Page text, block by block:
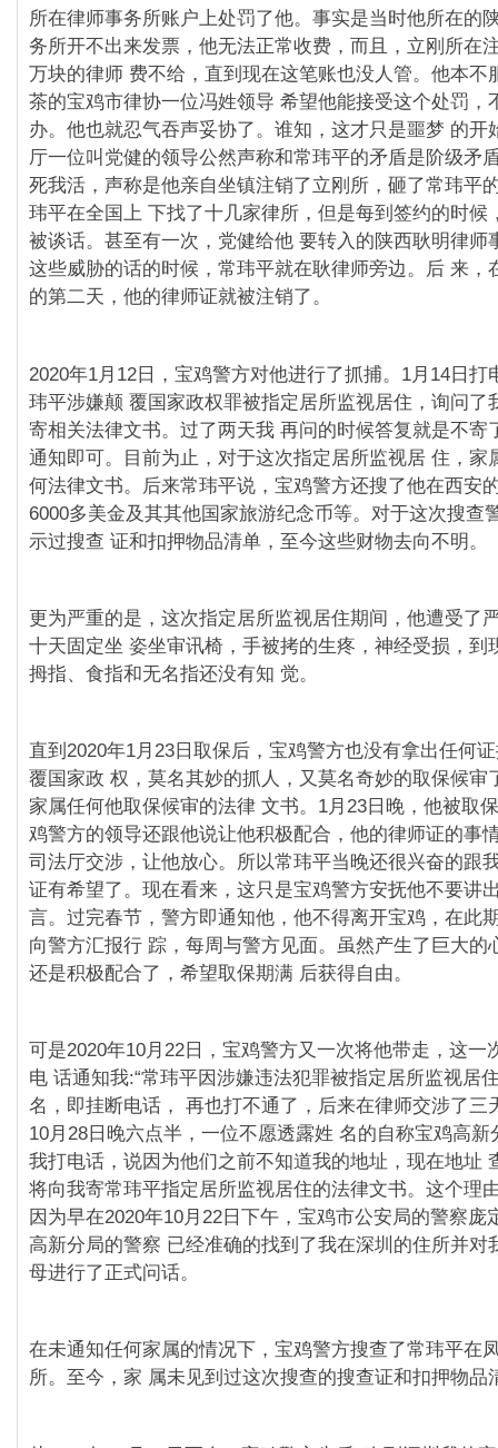
所在律师事务所账户上处罚了他。事实是当时他所在的
务所开不出来发票，他无法正常收费，而且，立刚所在
万块的律师 费不给，直到现在这笔账也没人管。他本不
茶的宝鸡市律协一位冯姓领导 希望他能接受这个处罚，
办。他也就忍气吞声妥协了。谁知，这才只是噩梦 的开
厅一位叫党健的领导公然声称和常玮平的矛盾是阶级矛
死我活，声称是他亲自坐镇注销了立刚所，砸了常玮平
玮平在全国上 下找了十几家律所，但是每到签约的时候
被谈话。甚至有一次，党健给他 要转入的陕⻄耿明律师
这些威胁的话的时候，常玮平就在耿律师旁边。后 来，
的第二天，他的律师证就被注销了。
2020年1月12日，宝鸡警方对他进行了抓捕。1月14日打
玮平涉嫌颠 覆国家政权罪被指定居所监视居住，询问了
寄相关法律文书。过了两天我 再问的时候答复就是不寄
通知即可。目前为止，对于这次指定居所监视居 住，家
何法律文书。后来常玮平说，宝鸡警方还搜了他在⻄安
6000多美金及其其他国家旅游纪念币等。对于这次搜查
示过搜查 证和扣押物品清单，至今这些财物去向不明。
更为严重的是，这次指定居所监视居住期间，他遭受了
十天固定坐 姿坐审讯椅，手被拷的生疼，神经受损，到
拇指、⻝指和无名指还没有知 觉。
直到2020年1月23日取保后，宝鸡警方也没有拿出任何
覆国家政 权，莫名其妙的抓人，又莫名奇妙的取保候审
家属任何他取保候审的法律 文书。1月23日晚，他被取
鸡警方的领导还跟他说让他积极配合，他的律师证的事
司法厅交涉，让他放心。所以常玮平当晚还很兴奋的跟
证有希望了。现在看来，这只是宝鸡警方安抚他不要讲
言。过完春节，警方即通知他，他不得离开宝鸡，在此
向警方汇报行 踪，每周与警方⻅面。虽然产生了巨大的
还是积极配合了，希望取保期满 后获得自由。
可是2020年10月22日，宝鸡警方又一次将他带走，这一
电 话通知我:“常玮平因涉嫌违法犯罪被指定居所监视居
名，即挂断电话， 再也打不通了，后来在律师交涉了三
10月28日晚六点半，一位不愿透露姓 名的自称宝鸡高新
我打电话，说因为他们之前不知道我的地址，现在地址
将向我寄常玮平指定居所监视居住的法律文书。这个理
因为早在2020年10月22日下午，宝鸡市公安局的警察庞
高新分局的警察 已经准确的找到了我在深圳的住所并对
母进行了正式问话。
在未通知任何家属的情况下，宝鸡警方搜查了常玮平在
所。至今，家 属未⻅到过这次搜查的搜查证和扣押物品